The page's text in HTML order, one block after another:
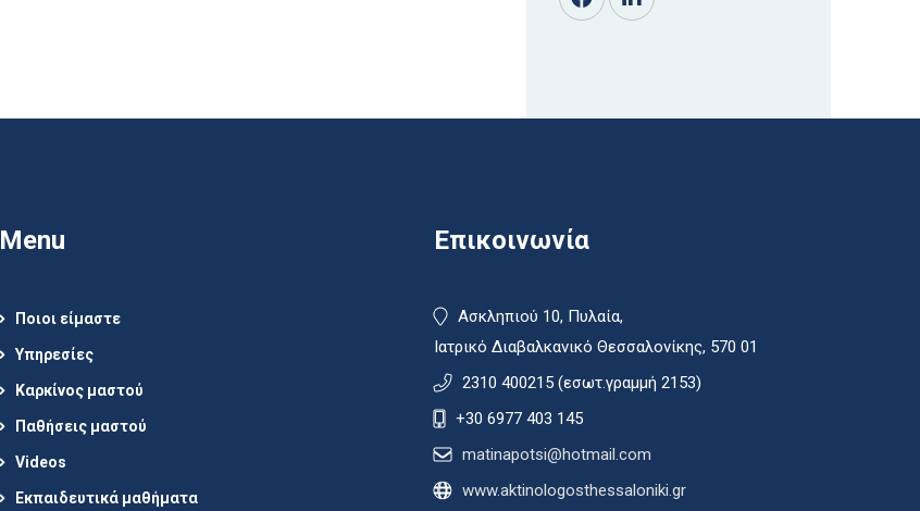
Menu
Ποιοι είμαστε
Υπηρεσίες
Καρκίνος μαστού
Παθήσεις μαστού
Videos
Εκπαιδευτικά μαθήματα
Επικοινωνία
Ασκληπιού 10, Πυλαία,
Ιατρικό Διαβαλκανικό Θεσσαλονίκης, 570 01
2310 400215 (εσωτ.γραμμή 2153)
+30 6977 403 145
matinapotsi@hotmail.com
www.aktinologosthessaloniki.gr